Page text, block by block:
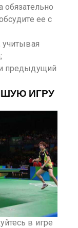
обязательно
ее с
учитывая
предыдущий
ИГРУ
в игре